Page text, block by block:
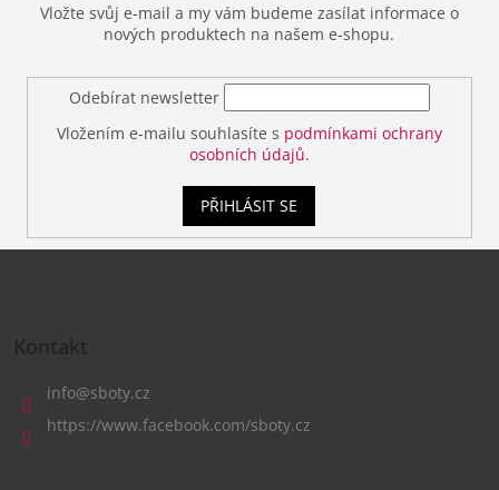
Vložte svůj e-mail a my vám budeme zasílat informace o
nových produktech na našem e-shopu.
Odebírat newsletter
Vložením e-mailu souhlasíte s podmínkami ochrany
osobních údajů.
PŘIHLÁSIT SE
Kontakt
info@sboty.cz
https://www.facebook.com/sboty.cz